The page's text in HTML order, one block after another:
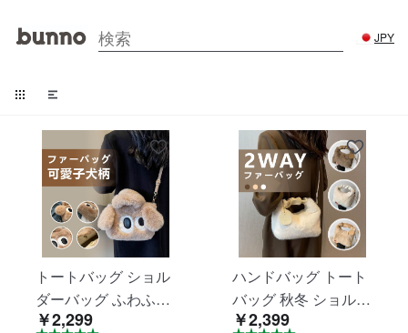
JPY
トートバッグ ショル
ダーバッグ ふわふわ
もこもこ レディース
￥2,299
ハンドバッグ トート
バッグ 秋冬 ショルダ
ーバッグ ふわふわ も
￥2,399